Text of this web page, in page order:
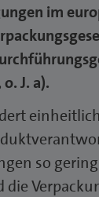
im
J. a).
so